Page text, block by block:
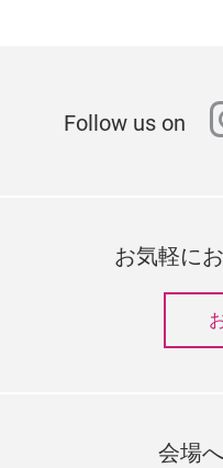
Follow us on
お気軽に
会場